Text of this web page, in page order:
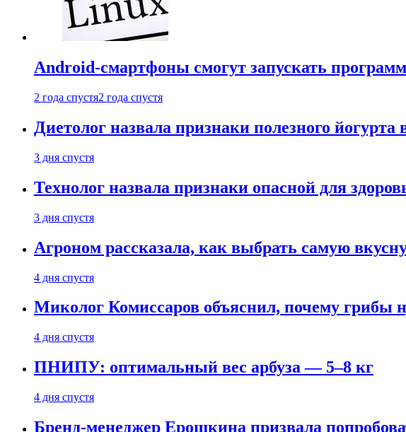
Android-смартфоны смогут запускать
2 года спустя2 года спустя
Диетолог назвала признаки полезного йогурта
3 дня спустя
Технолог назвала признаки опасной для
3 дня спустя
Агроном рассказала, как выбрать самую
4 дня спустя
Миколог Комиссаров объяснил, почему грибы
4 дня спустя
ПНИПУ: оптимальный вес арбуза — 5–8 кг
4 дня спустя
Бренд-менеджер Ерошкина призвала